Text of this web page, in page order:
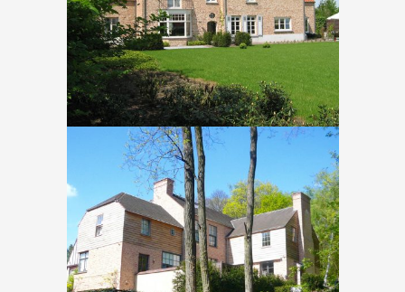
InNieuwbouw
Terhulpen – Parc
InNieuwbouw